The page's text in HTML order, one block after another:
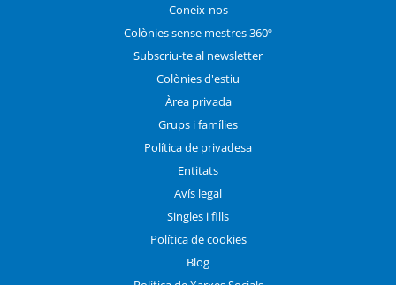
Coneix-nos
Colònies sense mestres 360º
Subscriu-te al newsletter
Colònies d'estiu
Àrea privada
Grups i famílies
Política de privadesa
Entitats
Avís legal
Singles i fills
Política de cookies
Blog